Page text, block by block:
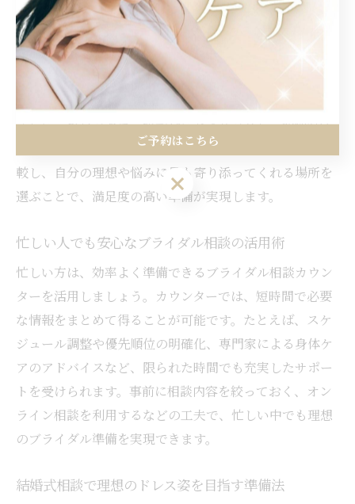
ブライダル相談カウンター選びでは、実績や専門性、サ
ポート内容をチェックすることが重要です。特に、美し
いドレス姿を目指すなら、バストケアや骨格調整など身
体づくりのメニューが充実しているかもポイントです。
さらに、カウンセラーが親身にヒアリングし、個別対応
してくれるかどうかも大切です。複数のカウンターを比
較し、自分の理想や悩みに最も寄り添ってくれる場所を
選ぶことで、満足度の高い準備が実現します。
忙しい人でも安心なブライダル相談の活用術
忙しい方は、効率よく準備できるブライダル相談カウン
ターを活用しましょう。カウンターでは、短時間で必要
な情報をまとめて得ることが可能です。たとえば、スケ
ジュール調整や優先順位の明確化、専門家による身体ケ
アのアドバイスなど、限られた時間でも充実したサポー
トを受けられます。事前に相談内容を絞っておく、オン
ライン相談を利用するなどの工夫で、忙しい中でも理想
のブライダル準備を実現できます。
結婚式相談で理想のドレス姿を目指す準備法
ご予約はこちら
ご予約はこちら